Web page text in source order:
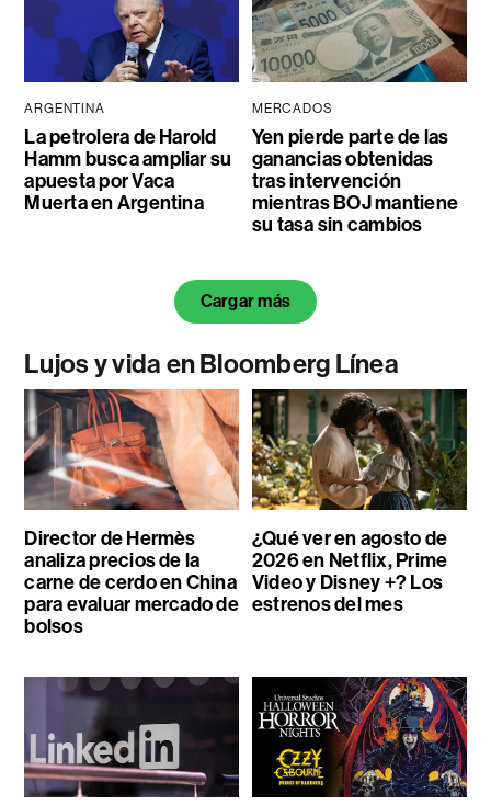
ARGENTINA
La petrolera de Harold
Hamm busca ampliar su
apuesta por Vaca
Muerta en Argentina
MERCADOS
Yen pierde parte de las
ganancias obtenidas
tras intervención
mientras BOJ mantiene
su tasa sin cambios
Cargar más
Lujos y vida en Bloomberg Línea
Director de Hermès
analiza precios de la
carne de cerdo en China
para evaluar mercado de
bolsos
¿Qué ver en agosto de
2026 en Netflix, Prime
Video y Disney +? Los
estrenos del mes